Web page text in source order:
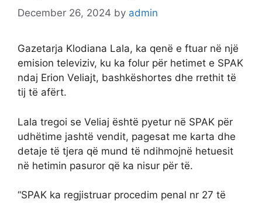
December 26, 2024 by admin
Gazetarja Klodiana Lala, ka qenë e ftuar në një
emision televiziv, ku ka folur për hetimet e SPAK
ndaj Erion Veliajt, bashkëshortes dhe rrethit të
tij të afërt.
Lala tregoi se Veliaj është pyetur në SPAK për
udhëtime jashtë vendit, pagesat me karta dhe
detaje të tjera që mund të ndihmojnë hetuesit
në hetimin pasuror që ka nisur për të.
“SPAK ka regjistruar procedim penal nr 27 të